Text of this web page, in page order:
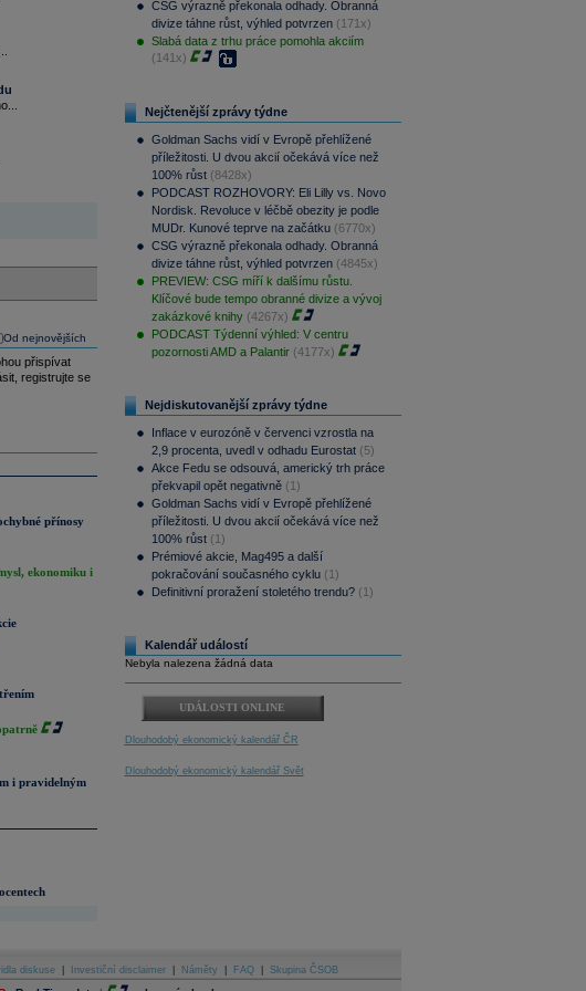
Od nejnovějších
přispívat
registrujte se
přínosy
ekonomiku i
i pravidelným
CSG výrazně překonala odhady. Obranná
divize táhne růst, výhled potvrzen (171x)
Slabá data z trhu práce pomohla akciím
(141x)
Nejčtenější zprávy týdne
Goldman Sachs vidí v Evropě přehlížené
příležitosti. U dvou akcií očekává více než
100% růst (8428x)
PODCAST ROZHOVORY: Eli Lilly vs. Novo
Nordisk. Revoluce v léčbě obezity je podle
MUDr. Kunové teprve na začátku (6770x)
CSG výrazně překonala odhady. Obranná
divize táhne růst, výhled potvrzen (4845x)
PREVIEW: CSG míří k dalšímu růstu.
Klíčové bude tempo obranné divize a vývoj
zakázkové knihy (4267x)
PODCAST Týdenní výhled: V centru
pozornosti AMD a Palantir (4177x)
Nejdiskutovanější zprávy týdne
Inflace v eurozóně v červenci vzrostla na
2,9 procenta, uvedl v odhadu Eurostat (5)
Akce Fedu se odsouvá, americký trh práce
překvapil opět negativně (1)
Goldman Sachs vidí v Evropě přehlížené
příležitosti. U dvou akcií očekává více než
100% růst (1)
Prémiové akcie, Mag495 a další
pokračování současného cyklu (1)
Definitivní proražení stoletého trendu? (1)
Kalendář událostí
Nebyla nalezena žádná data
UDÁLOSTI ONLINE
Dlouhodobý ekonomický kalendář ČR
Dlouhodobý ekonomický kalendář Svět
diskuse Investiční disclaimer Náměty FAQ Skupina ČSOB